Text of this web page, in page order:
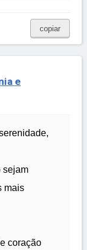
copiar
e
sejam
mais
coração